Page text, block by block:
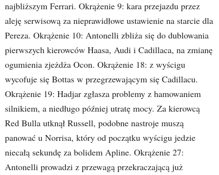
najbliższym Ferrari. Okrążenie 9: kara przejazdu przez
aleję serwisową za nieprawidłowe ustawienie na starcie dla
Pereza. Okrążenie 10: Antonelli zbliża się do dublowania
pierwszych kierowców Haasa, Audi i Cadillaca, na zmianę
ogumienia zjeżdża Ocon. Okrążenie 18: z wyścigu
wycofuje się Bottas w przegrzewającym się Cadillacu.
Okrążenie 19: Hadjar zgłasza problemy z hamowaniem
silnikiem, a niedługo później utratę mocy. Za kierowcą
Red Bulla utknął Russell, podobne nastroje muszą
panować u Norrisa, który od początku wyścigu jedzie
niecałą sekundę za bolidem Apline. Okrążenie 27:
Antonelli prowadzi z przewagą przekraczającą już